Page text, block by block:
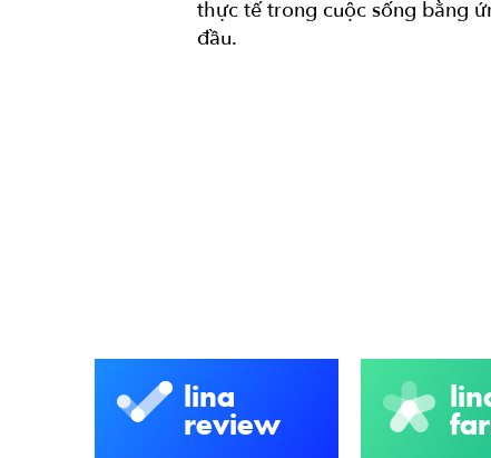
thực tế trong cuộc sống bằng
đầu.
lina
review